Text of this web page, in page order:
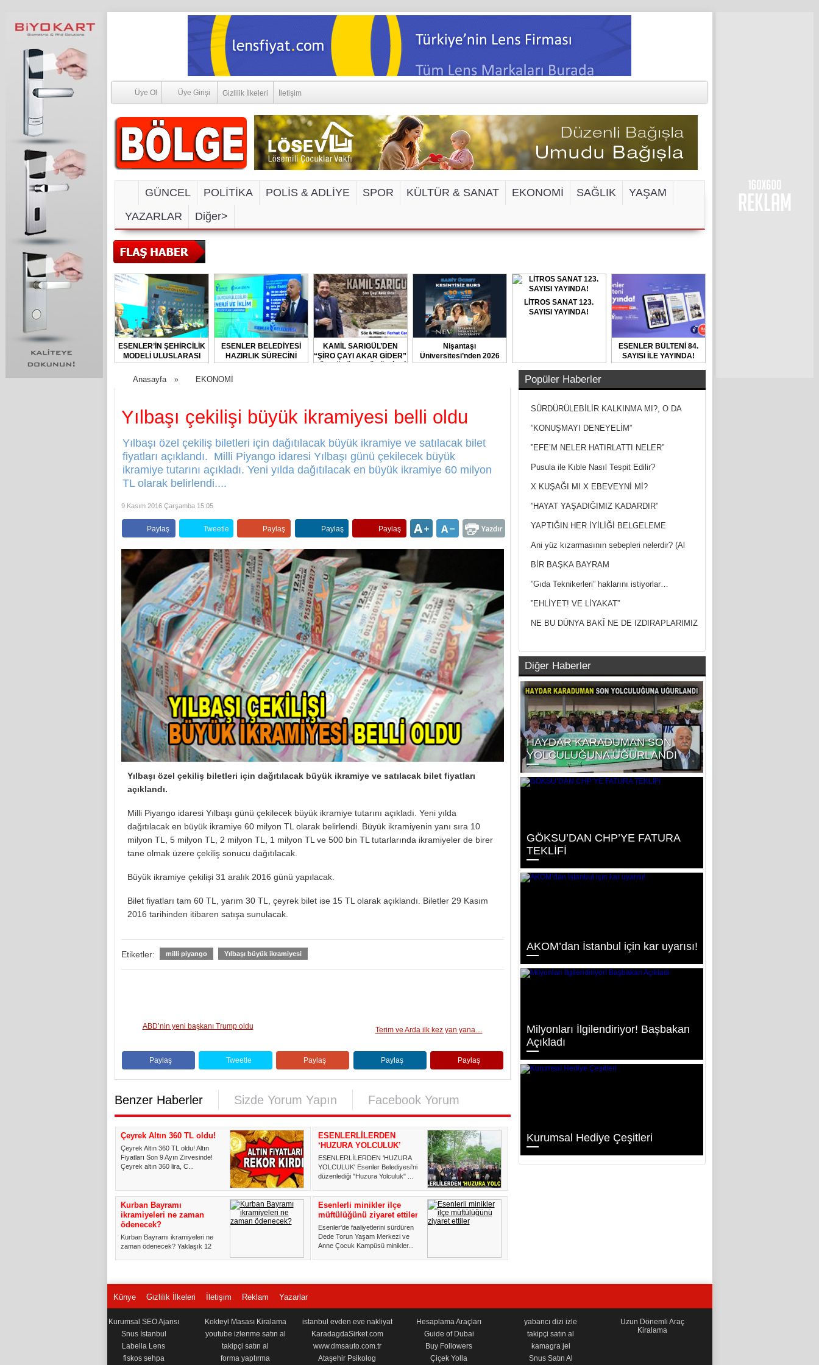
Üye Ol Üye Girişi Gizlilik İlkeleri İletişim
GÜNCEL POLİTİKA POLİS & ADLİYE SPOR KÜLTÜR & SANAT EKONOMİ SAĞLIK
YAŞAM
YAZARLAR
Diğer>
ESENLER’İN ŞEHİRCİLİK
MODELİ ULUSLARASI
FORUMDA TANITILDI
ESENLER BELEDİYESİ
HAZIRLIK SÜRECİNİ
BAŞLATTI
KAMİL SARIGÜL’DEN
“ŞİRO ÇAYI AKAR GİDER”
TÜRKÜSÜNE BÜYÜK İLGİ
Nişantaşı
Üniversitesi’nden 2026
YKS Adaylarına Çifte
LİTROS SANAT 123.
SAYISI YAYINDA!
ESENLER BÜLTENİ 84.
SAYISI İLE YAYINDA!
Anasayfa » EKONOMİ
Yılbaşı çekilişi büyük ikramiyesi belli oldu
Yılbaşı özel çekiliş biletleri için dağıtılacak büyük ikramiye ve satılacak bilet
fiyatları açıklandı. Milli Piyango idaresi Yılbaşı günü çekilecek büyük
ikramiye tutarını açıkladı. Yeni yılda dağıtılacak en büyük ikramiye 60 milyon
TL olarak belirlendi....
9 Kasım 2016 Çarşamba 15:05
Paylaş Tweetle Paylaş Paylaş Paylaş
Yılbaşı özel çekiliş biletleri için dağıtılacak büyük ikramiye ve satılacak bilet fiyatları
açıklandı.
Milli Piyango idaresi Yılbaşı günü çekilecek büyük ikramiye tutarını açıkladı. Yeni yılda
dağıtılacak en büyük ikramiye 60 milyon TL olarak belirlendi. Büyük ikramiyenin yanı sıra 10
milyon TL, 5 milyon TL, 2 milyon TL, 1 milyon TL ve 500 bin TL tutarlarında ikramiyeler de birer
tane olmak üzere çekiliş sonucu dağıtılacak.
Büyük ikramiye çekilişi 31 aralık 2016 günü yapılacak.
Bilet fiyatları tam 60 TL, yarım 30 TL, çeyrek bilet ise 15 TL olarak açıklandı. Biletler 29 Kasım
2016 tarihinden itibaren satışa sunulacak.
Etiketler: milli piyango Yılbaşı büyük ikramiyesi
ABD’nin yeni başkanı Trump oldu Terim ve Arda ilk kez yan yana…
Paylaş Tweetle Paylaş Paylaş Paylaş
Benzer Haberler Sizde Yorum Yapın Facebook Yorum
Çeyrek Altın 360 TL oldu!
Çeyrek Altın 360 TL oldu! Altın
Fiyatları Son 9 Ayın Zirvesinde!
Çeyrek altın 360 lira, C...
ESENLERLİLERDEN
‘HUZURA YOLCULUK’
ESENLERLİLERDEN 'HUZURA
YOLCULUK' Esenler Belediyesi'nin
düzenlediği "Huzura Yolculuk" ...
Kurban Bayramı
ikramiyeleri ne zaman
ödenecek?
Kurban Bayramı ikramiyeleri ne
zaman ödenecek? Yaklaşık 12
Esenlerli minikler ilçe
müftülüğünü ziyaret ettiler
Esenler'de faaliyetlerini sürdüren
Dede Torun Yaşam Merkezi ve
Anne Çocuk Kampüsü minikler...
Popüler Haberler
SÜRDÜRÜLEBİLİR KALKINMA MI?, O DA
NEYMİŞ?
”KONUŞMAYI DENEYELİM”
”EFE’M NELER HATIRLATTI NELER”
Pusula ile Kıble Nasıl Tespit Edilir?
X KUŞAĞI MI X EBEVEYNİ Mİ?
”HAYAT YAŞADIĞIMIZ KADARDIR”
YAPTIĞIN HER İYİLİĞİ BELGELEME
Ani yüz kızarmasının sebepleri nelerdir? (Al
Yanak)
BİR BAŞKA BAYRAM
”Gıda Teknikerleri” haklarını istiyorlar…
”EHLİYET! VE LİYAKAT”
NE BU DÜNYA BAKÎ NE DE IZDIRAPLARIMIZ
Diğer Haberler
HAYDAR KARADUMAN SON
YOLCULUĞUNA UĞURLANDI
GÖKSU’DAN CHP’YE FATURA
TEKLİFİ
AKOM’dan İstanbul için kar uyarısı!
Milyonları İlgilendiriyor! Başbakan
Açıkladı
Kurumsal Hediye Çeşitleri
Künye Gizlilik İlkeleri İletişim Reklam Yazarlar
Kurumsal SEO Ajansı
Snus İstanbul
Labella Lens
fiskos sehpa
Kokteyl Masası Kiralama
youtube izlenme satın al
takipçi satın al
forma yaptırma
istanbul evden eve nakliyat
KaradagdaSirket.com
www.dmsauto.com.tr
Ataşehir Psikolog
Hesaplama Araçları
Guide of Dubai
Buy Followers
Çiçek Yolla
yabancı dizi izle
takipçi satın al
kamagra jel
Snus Satın Al
Uzun Dönemli Araç
Kiralama